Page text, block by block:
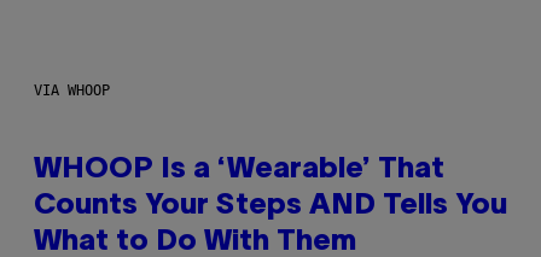
VIA WHOOP
WHOOP Is a ‘Wearable’ That
Counts Your Steps AND Tells You
What to Do With Them